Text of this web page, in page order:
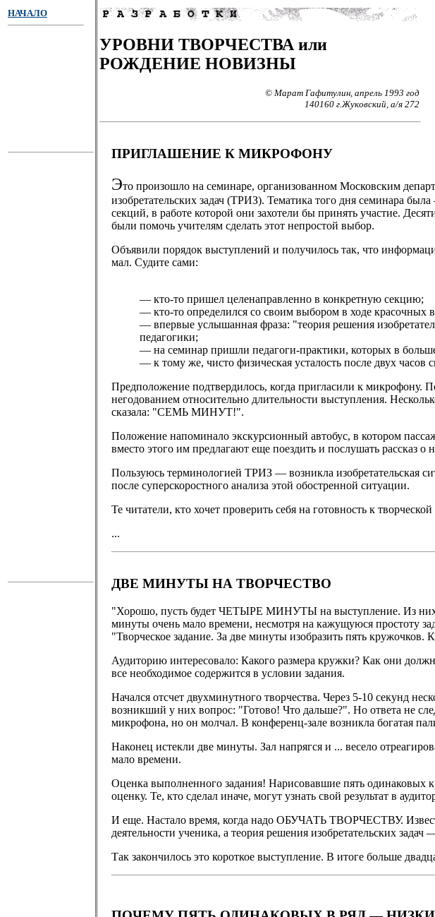
НАЧАЛО
УРОВНИ ТВОРЧЕСТВА или
РОЖДЕНИЕ НОВИЗНЫ
© Марат Гафитулин, апрель 1993 год
140160 г.Жуковский, а/я 272
ПРИГЛАШЕНИЕ К МИКРОФОНУ
Это произошло на семинаре, организованном Московским
изобретательских задач (ТРИЗ). Тематика того дня семинара
секций, в работе которой они захотели бы принять участие.
были помочь учителям сделать этот непростой выбор.
Объявили порядок выступлений и получилось так, что
мал. Судите сами:
— кто-то пришел целенаправленно в конкретную секцию;
— кто-то определился со своим выбором в ходе красочных
— впервые услышанная фраза: "теория решения
педагогики;
— на семинар пришли педагоги-практики, которых в
— к тому же, чисто физическая усталость после двух
Предположение подтвердилось, когда пригласили к микрофону.
негодованием относительно длительности выступления.
сказала: "СЕМЬ МИНУТ!".
Положение напоминало экскурсионный автобус, в котором
вместо этого им предлагают еще поездить и послушать рассказ о
Пользуюсь терминологией ТРИЗ — возникла изобретательская
после суперскоростного анализа этой обостренной ситуации.
Те читатели, кто хочет проверить себя на готовность к
...
ДВЕ МИНУТЫ НА ТВОРЧЕСТВО
"Хорошо, пусть будет ЧЕТЫРЕ МИНУТЫ на выступление. Из
минуты очень мало времени, несмотря на кажущуюся простоту
"Творческое задание. За две минуты изобразить пять кружочков.
Аудиторию интересовало: Какого размера кружки? Как они
все необходимое содержится в условии задания.
Начался отсчет двухминутного творчества. Через 5-10 секунд
возникший у них вопрос: "Готово! Что дальше?". Но ответа не
микрофона, но он молчал. В конференц-зале возникла богатая
Наконец истекли две минуты. Зал напрягся и ... весело
мало времени.
Оценка выполненного задания! Нарисовавшие пять одинаковых
оценку. Те, кто сделал иначе, могут узнать свой результат в
И еще. Настало время, когда надо ОБУЧАТЬ ТВОРЧЕСТВУ.
деятельности ученика, а теория решения изобретательских
Так закончилось это короткое выступление. В итоге больше